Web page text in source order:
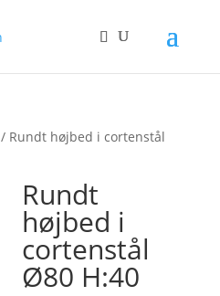
/ Rundt højbed i cortenstål
Rundt
højbed i
cortenstål
Ø80 H:40